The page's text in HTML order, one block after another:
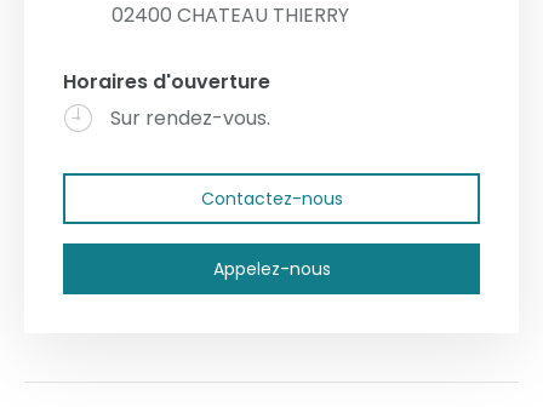
02400 CHATEAU THIERRY
Horaires d'ouverture
Sur rendez-vous.
Contactez-nous
Appelez-nous